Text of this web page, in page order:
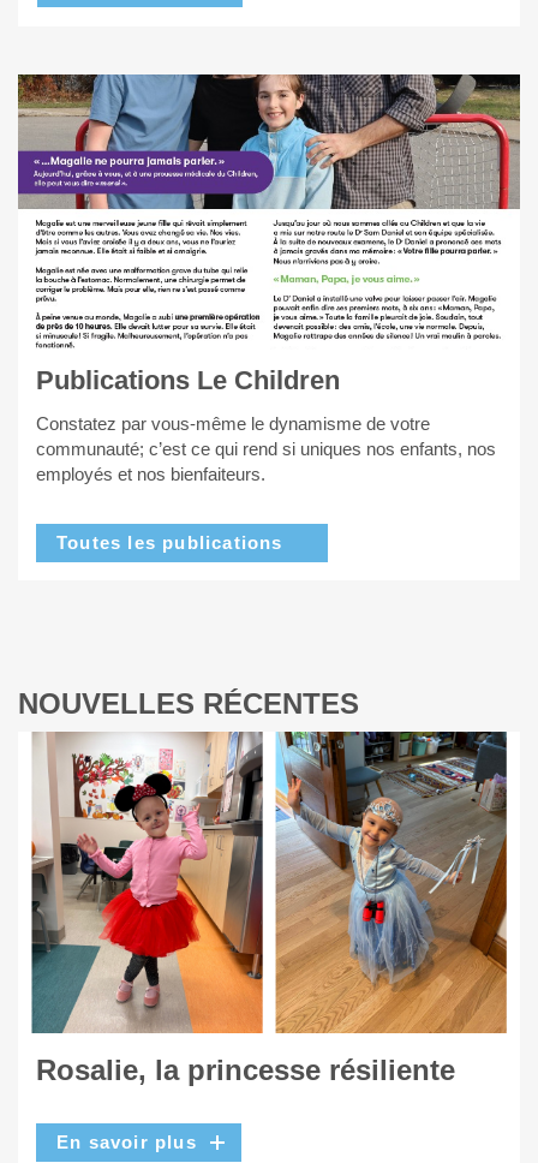
Publications Le Children
Constatez par vous-même le dynamisme de votre
communauté; c’est ce qui rend si uniques nos enfants, nos
employés et nos bienfaiteurs.
Toutes les publications
NOUVELLES RÉCENTES
Rosalie, la princesse résiliente
En savoir plus